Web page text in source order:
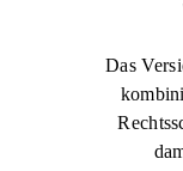
Das